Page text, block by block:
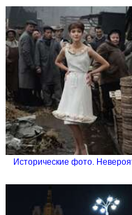
Исторические фото.